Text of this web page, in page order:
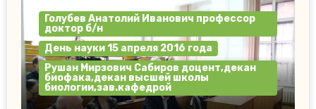
Голубев Анатолий Иванович профессор
доктор б/н
День науки 15 апреля 2016 года
Рушан Мирзович Сабиров доцент,декан
биофака,декан высшей школы
биологии,зав.кафедрой